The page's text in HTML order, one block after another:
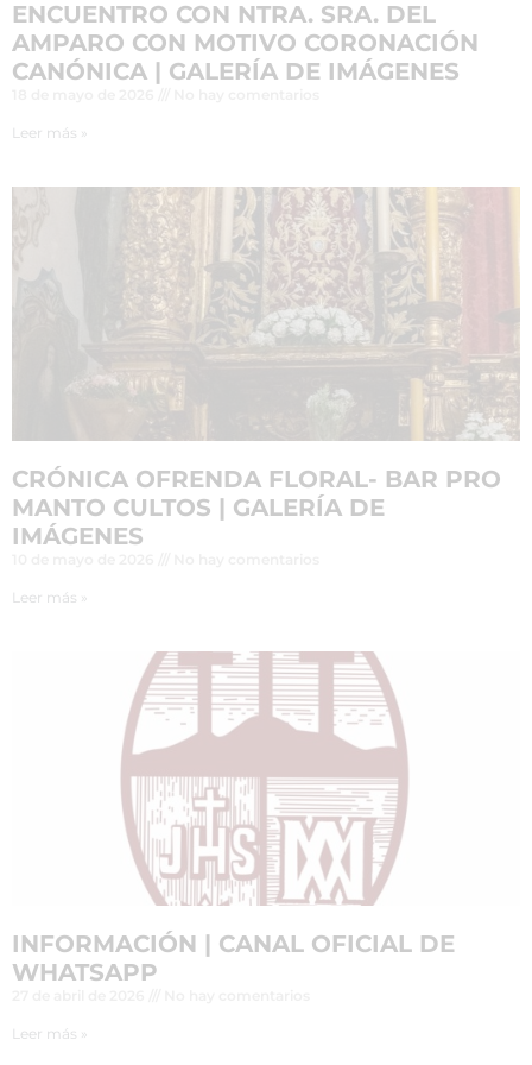
ENCUENTRO CON NTRA. SRA. DEL
AMPARO CON MOTIVO CORONACIÓN
CANÓNICA | GALERÍA DE IMÁGENES
Leer más »
CRÓNICA OFRENDA FLORAL- BAR PRO
MANTO CULTOS | GALERÍA DE
IMÁGENES
Leer más »
INFORMACIÓN | CANAL OFICIAL DE
WHATSAPP
Leer más »